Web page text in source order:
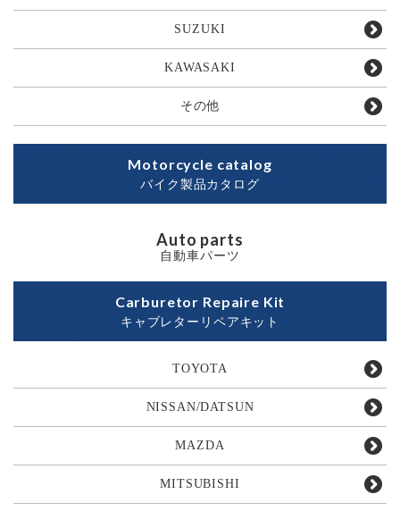
SUZUKI
KAWASAKI
その他
Motorcycle catalog
バイク製品カタログ
Auto parts
自動車パーツ
Carburetor Repaire Kit
キャブレターリペアキット
TOYOTA
NISSAN/DATSUN
MAZDA
MITSUBISHI